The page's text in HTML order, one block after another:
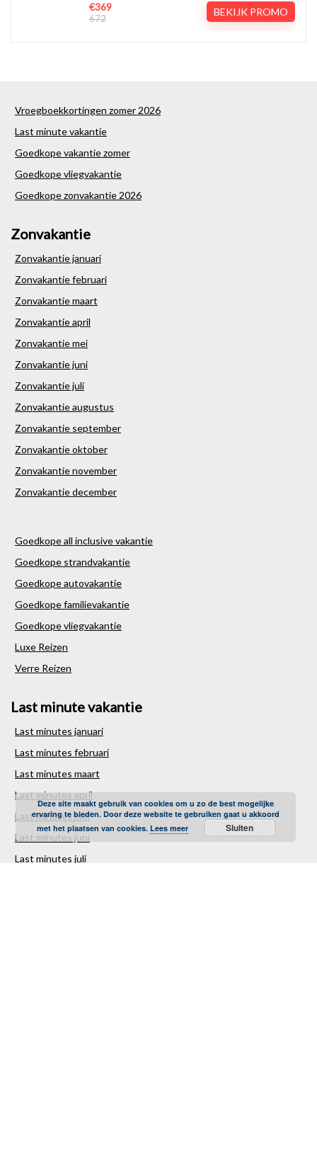
€369
672
BEKIJK PROMO
Vroegboekkortingen zomer 2026
Last minute vakantie
Goedkope vakantie zomer
Goedkope vliegvakantie
Goedkope zonvakantie 2026
Zonvakantie
Zonvakantie januari
Zonvakantie februari
Zonvakantie maart
Zonvakantie april
Zonvakantie mei
Zonvakantie juni
Zonvakantie juli
Zonvakantie augustus
Zonvakantie september
Zonvakantie oktober
Zonvakantie november
Zonvakantie december
Goedkope all inclusive vakantie
Goedkope strandvakantie
Goedkope autovakantie
Goedkope familievakantie
Goedkope vliegvakantie
Luxe Reizen
Verre Reizen
Last minute vakantie
Last minutes januari
Last minutes februari
Last minutes maart
Last minutes april
Last minutes mei
Last minutes juni
Last minutes juli
Deze site maakt gebruik van cookies om u zo de best mogelijke
ervaring te bieden. Door deze website te gebruiken gaat u akkoord
met het plaatsen van cookies. Lees meer Sluiten